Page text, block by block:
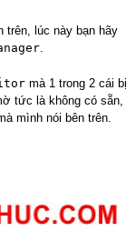
trên, lúc này bạn hãy
mà 1 trong 2 cái bị
tức là không có sẵn,
mình nói bên trên.